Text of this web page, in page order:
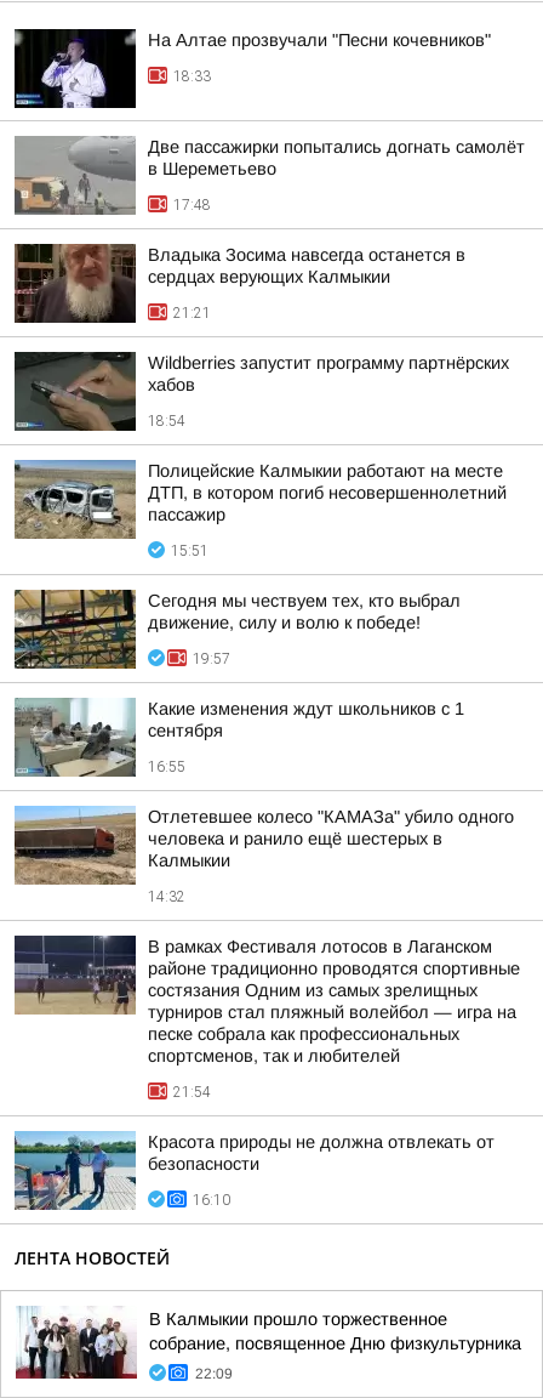
На Алтае прозвучали "Песни кочевников"
18:33
Две пассажирки попытались догнать самолёт
в Шереметьево
17:48
Владыка Зосима навсегда останется в
сердцах верующих Калмыкии
21:21
Wildberries запустит программу партнёрских
хабов
18:54
Полицейские Калмыкии работают на месте
ДТП, в котором погиб несовершеннолетний
пассажир
15:51
Сегодня мы чествуем тех, кто выбрал
движение, силу и волю к победе!
19:57
Какие изменения ждут школьников с 1
сентября
16:55
Отлетевшее колесо "КАМАЗа" убило одного
человека и ранило ещё шестерых в
Калмыкии
14:32
В рамках Фестиваля лотосов в Лаганском
районе традиционно проводятся спортивные
состязания Одним из самых зрелищных
турниров стал пляжный волейбол — игра на
песке собрала как профессиональных
спортсменов, так и любителей
21:54
Красота природы не должна отвлекать от
безопасности
16:10
ЛЕНТА НОВОСТЕЙ
В Калмыкии прошло торжественное
собрание, посвященное Дню физкультурника
22:09